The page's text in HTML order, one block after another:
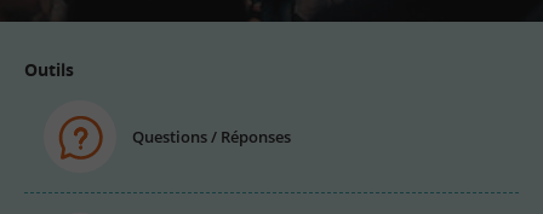
Outils
Questions / Réponses